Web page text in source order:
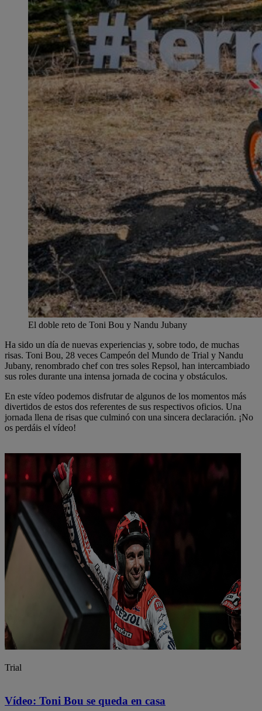
El doble reto de Toni Bou y Nandu Jubany
Ha sido un día de nuevas experiencias y, sobre todo, de muchas
risas. Toni Bou, 28 veces Campeón del Mundo de Trial y Nandu
Jubany, renombrado chef con tres soles Repsol, han intercambiado
sus roles durante una intensa jornada de cocina y obstáculos.
En este vídeo podemos disfrutar de algunos de los momentos más
divertidos de estos dos referentes de sus respectivos oficios. Una
jornada llena de risas que culminó con una sincera declaración. ¡No
os perdáis el vídeo!
Trial
Vídeo: Toni Bou se queda en casa